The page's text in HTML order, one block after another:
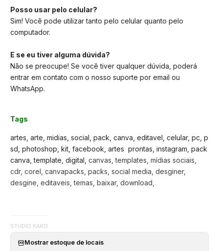
Posso usar pelo celular?
Sim! Você pode utilizar tanto pelo celular quanto pelo
computador.
E se eu tiver alguma dúvida?
Não se preocupe! Se você tiver qualquer dúvida, poderá
entrar em contato com o nosso suporte por email ou
WhatsApp.
Tags
artes, arte, midias, social, pack, canva, editavel, celular, pc, p
sd, photoshop, kit, facebook, artes prontas, instagram, pack
canva, template, digital, canvas, templates, mídias sociais,
cdr, corel, canvapacks, packs, social media, desginer,
desgine, editaveis, temas, baixar, download,
STUDIO KAKO
Mostrar estoque de locais